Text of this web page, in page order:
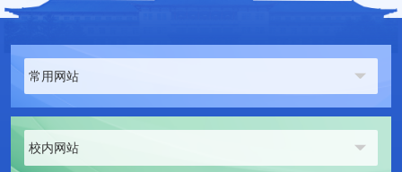
常用网站
校内网站